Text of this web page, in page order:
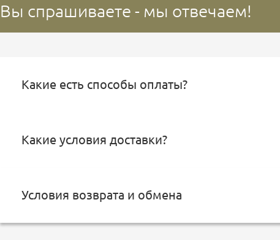
Вы спрашиваете - мы отвечаем!
Какие есть способы оплаты?
Какие условия доставки?
Условия возврата и обмена